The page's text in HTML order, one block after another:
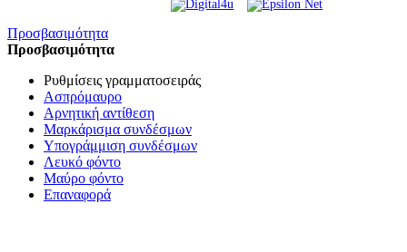
Προσβασιμότητα
Προσβασιμότητα
Ρυθμίσεις γραμματοσειράς
Ασπρόμαυρο
Αρνητική αντίθεση
Μαρκάρισμα συνδέσμων
Υπογράμμιση συνδέσμων
Λευκό φόντο
Μαύρο φόντο
Επαναφορά